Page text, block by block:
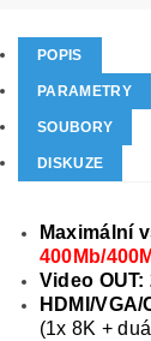
POPIS
PARAMETRY
SOUBORY
DISKUZE
Maximální
400Mb/
Video OUT:
HDMI/
(1x 8K +